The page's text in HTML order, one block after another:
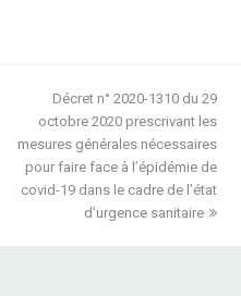
next
post:
Décret n° 2020-1310 du 29
octobre 2020 prescrivant les
mesures générales nécessaires
pour faire face à l’épidémie de
covid-19 dans le cadre de l’état
d’urgence sanitaire